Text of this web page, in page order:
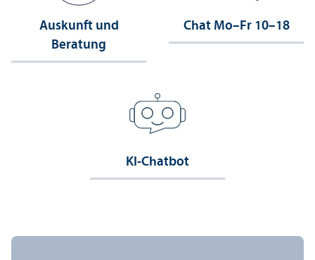
Auskunft und
Beratung
Chat Mo–Fr 10–18
KI-Chatbot